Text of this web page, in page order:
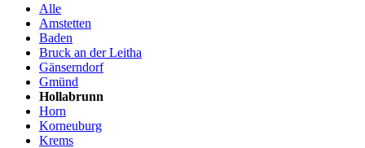
Alle
Amstetten
Baden
Bruck an der Leitha
Gänserndorf
Gmünd
Hollabrunn
Horn
Korneuburg
Krems